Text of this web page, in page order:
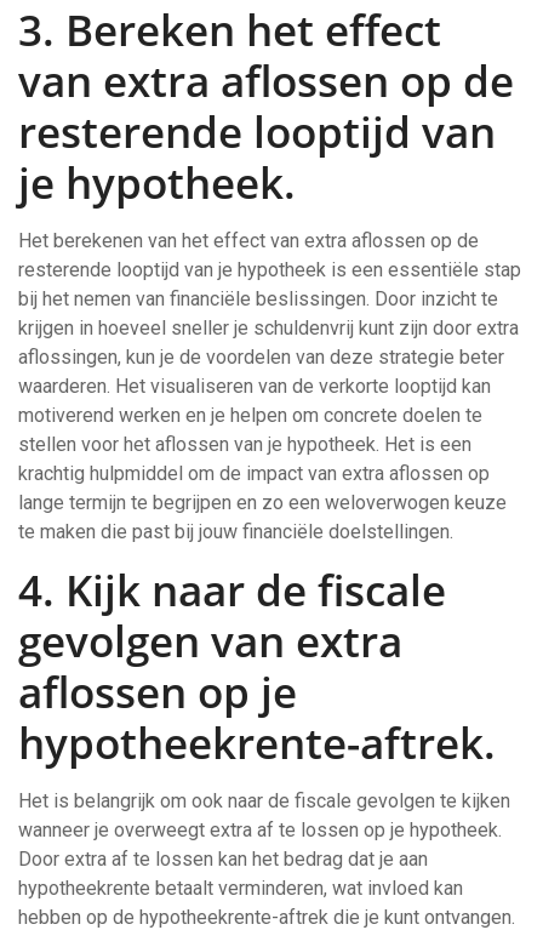
3. Bereken het effect
van extra aflossen op de
resterende looptijd van
je hypotheek.
Het berekenen van het effect van extra aflossen op de
resterende looptijd van je hypotheek is een essentiële stap
bij het nemen van financiële beslissingen. Door inzicht te
krijgen in hoeveel sneller je schuldenvrij kunt zijn door extra
aflossingen, kun je de voordelen van deze strategie beter
waarderen. Het visualiseren van de verkorte looptijd kan
motiverend werken en je helpen om concrete doelen te
stellen voor het aflossen van je hypotheek. Het is een
krachtig hulpmiddel om de impact van extra aflossen op
lange termijn te begrijpen en zo een weloverwogen keuze
te maken die past bij jouw financiële doelstellingen.
4. Kijk naar de fiscale
gevolgen van extra
aflossen op je
hypotheekrente-aftrek.
Het is belangrijk om ook naar de fiscale gevolgen te kijken
wanneer je overweegt extra af te lossen op je hypotheek.
Door extra af te lossen kan het bedrag dat je aan
hypotheekrente betaalt verminderen, wat invloed kan
hebben op de hypotheekrente-aftrek die je kunt ontvangen.